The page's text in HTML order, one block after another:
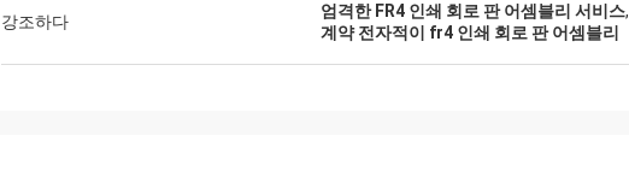
강조하다
엄격한 FR4 인쇄 회로 판 어셈블리 서비스,
계약 전자적이 fr4 인쇄 회로 판 어셈블리